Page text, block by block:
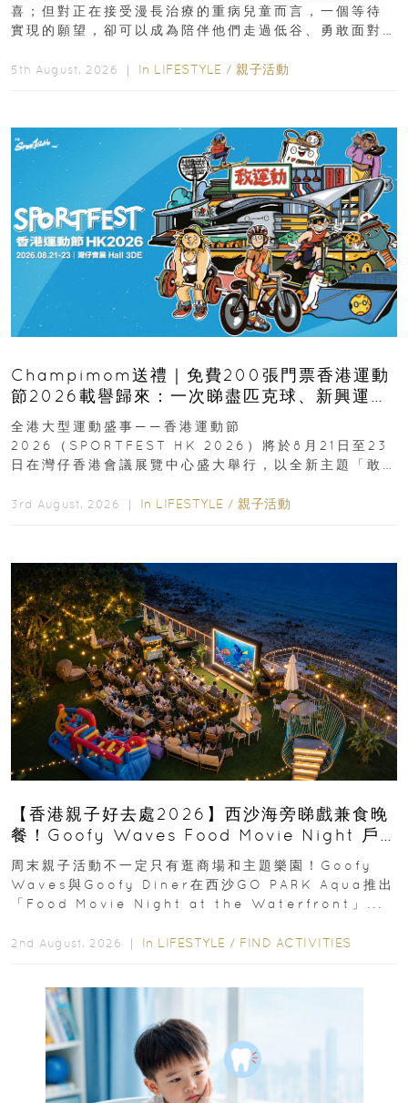
喜；但對正在接受漫長治療的重病兒童而言，一個等待
實現的願望，卻可以成為陪伴他們走過低谷、勇敢面對
5th August, 2026 ｜ In LIFESTYLE / 親子活動
Champimom送禮｜免費200張門票香港運動
節2026載譽歸來：一次睇盡匹克球、新興運
動、街舞比賽＋逾百運動品牌展覽
全港大型運動盛事——香港運動節
2026（SPORTFEST HK 2026）將於8月21日至23
日在灣仔香港會議展覽中心盛大舉行，以全新主題「敢
3rd August, 2026 ｜ In LIFESTYLE / 親子活動
【香港親子好去處2026】西沙海旁睇戲兼食晚
餐！Goofy Waves Food Movie Night 戶
外影院逢週末登場
周末親子活動不一定只有逛商場和主題樂園！Goofy
Waves與Goofy Diner在西沙GO PARK Aqua推出
「Food Movie Night at the Waterfront」...
2nd August, 2026 ｜ In LIFESTYLE / FIND ACTIVITIES